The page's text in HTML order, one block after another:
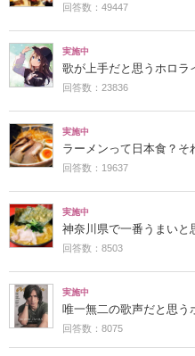
回答数：49447
実施中
歌が上手だと思うホロラ
回答数：23836
実施中
ラーメンって日本食？そ
回答数：19637
実施中
神奈川県で一番うまいと
回答数：8503
実施中
唯一無二の歌声だと思う
回答数：8075